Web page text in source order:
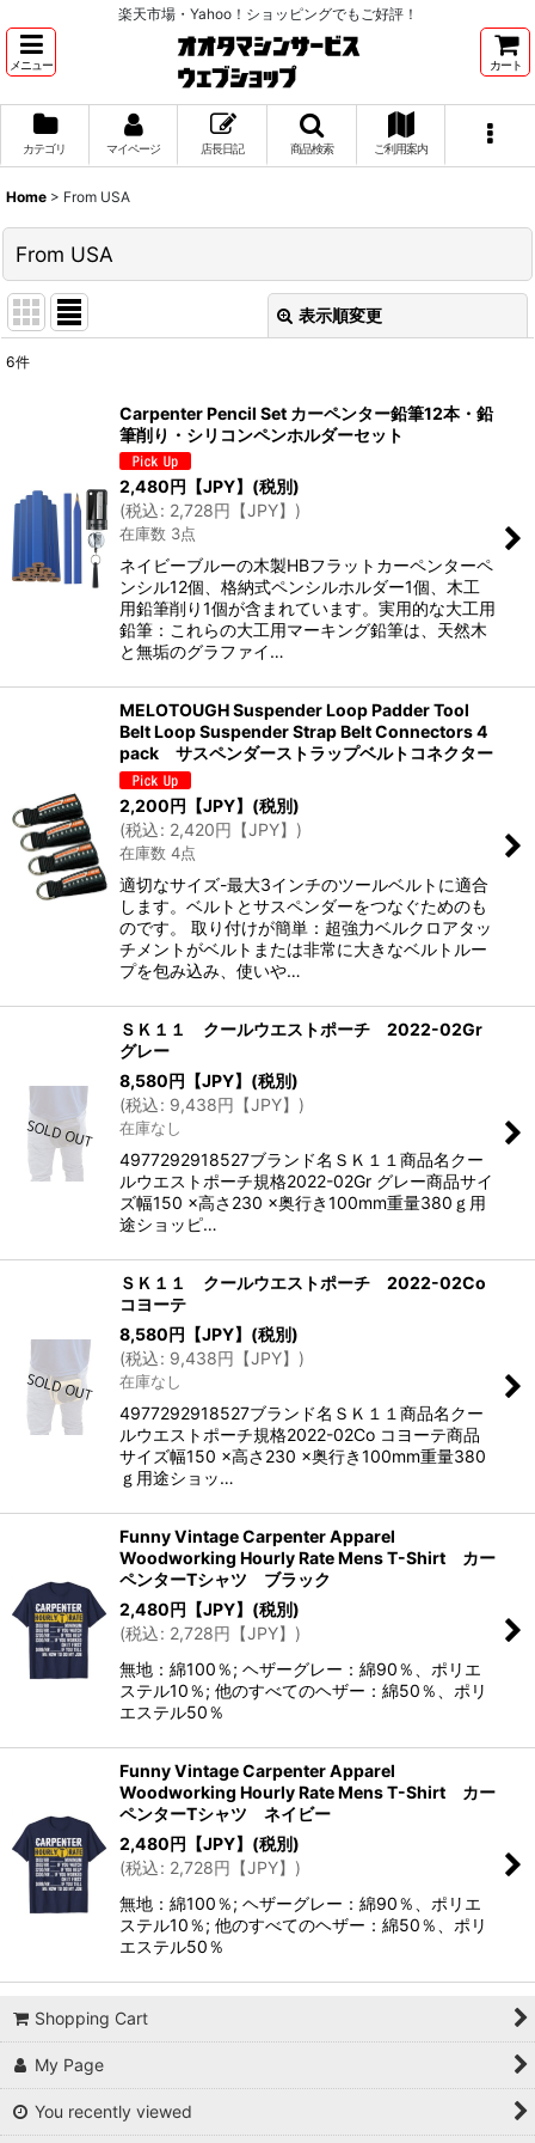
楽天市場・Yahoo！ショッピングでもご好評！
メニュー カート
カテゴリ マイページ 店長日記 商品検索 ご利用案内
Home > From USA
From USA
表示順変更
並び順
絞り込む
6件
Carpenter Pencil Set カーペンター鉛筆12本・鉛
筆削り・シリコンペンホルダーセット
2,480円【JPY】 (税別)
(税込: 2,728円【JPY】 )
在庫数 3点
ネイビーブルーの木製HBフラットカーペンターペ
ンシル12個、格納式ペンシルホルダー1個、木工
用鉛筆削り1個が含まれています。実用的な大工用
鉛筆：これらの大工用マーキング鉛筆は、天然木
と無垢のグラファイ…
MELOTOUGH Suspender Loop Padder Tool
Belt Loop Suspender Strap Belt Connectors 4
pack サスペンダーストラップベルトコネクター
2,200円【JPY】 (税別)
(税込: 2,420円【JPY】 )
在庫数 4点
適切なサイズ-最大3インチのツールベルトに適合
します。ベルトとサスペンダーをつなぐためのも
のです。 取り付けが簡単：超強力ベルクロアタッ
チメントがベルトまたは非常に大きなベルトルー
プを包み込み、使いや…
ＳＫ１１ クールウエストポーチ 2022-02Gr
グレー
8,580円【JPY】 (税別)
(税込: 9,438円【JPY】 )
在庫なし
4977292918527ブランド名ＳＫ１１商品名クー
ルウエストポーチ規格2022-02Gr グレー商品サイ
ズ幅150 ×高さ230 ×奥行き100mm重量380ｇ用
途ショッピ…
ＳＫ１１ クールウエストポーチ 2022-02Co
コヨーテ
8,580円【JPY】 (税別)
(税込: 9,438円【JPY】 )
在庫なし
4977292918527ブランド名ＳＫ１１商品名クー
ルウエストポーチ規格2022-02Co コヨーテ商品
サイズ幅150 ×高さ230 ×奥行き100mm重量380
ｇ用途ショッ…
Funny Vintage Carpenter Apparel
Woodworking Hourly Rate Mens T-Shirt カー
ペンターTシャツ ブラック
2,480円【JPY】 (税別)
(税込: 2,728円【JPY】 )
無地：綿100％; ヘザーグレー：綿90％、ポリエ
ステル10％; 他のすべてのヘザー：綿50％、ポリ
エステル50％
Funny Vintage Carpenter Apparel
Woodworking Hourly Rate Mens T-Shirt カー
ペンターTシャツ ネイビー
2,480円【JPY】 (税別)
(税込: 2,728円【JPY】 )
無地：綿100％; ヘザーグレー：綿90％、ポリエ
ステル10％; 他のすべてのヘザー：綿50％、ポリ
エステル50％
Shopping Cart
My Page
You recently viewed